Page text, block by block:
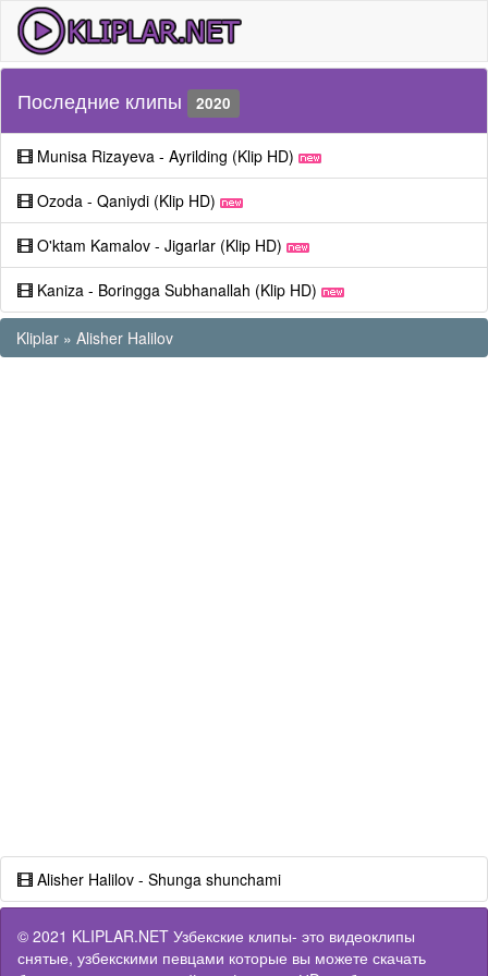
Последние клипы 2020
Munisa Rizayeva - Ayrilding (Klip HD)
Ozoda - Qaniydi (Klip HD)
O'ktam Kamalov - Jigarlar (Klip HD)
Kaniza - Boringga Subhanallah (Klip HD)
Kliplar » Alisher Halilov
Alisher Halilov - Shunga shunchami
© 2021 KLIPLAR.NET Узбекские клипы- это видеоклипы
снятые, узбекскими певцами которые вы можете скачать